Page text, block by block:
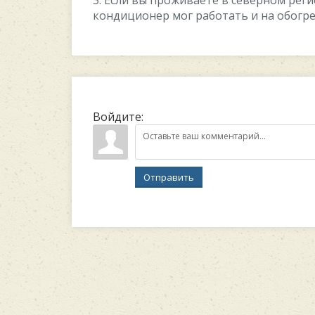
кондиционер мог работать и на
Войдите:
Отправить